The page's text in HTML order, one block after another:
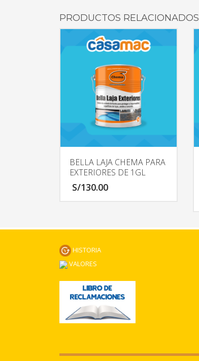
PRODUCTOS RELACIONADOS
BELLA LAJA CHEMA PARA
EXTERIORES DE 1GL
S/130.00
HISTORIA
VALORES